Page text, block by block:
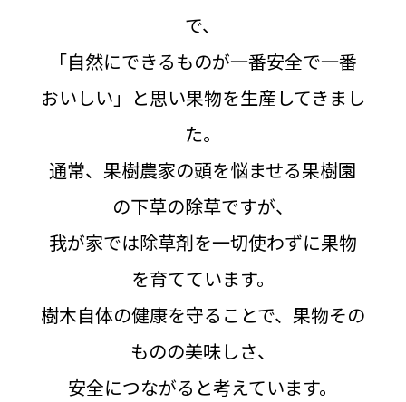
で、
「自然にできるものが一番安全で一番
おいしい」と思い果物を生産してきまし
た。
通常、果樹農家の頭を悩ませる果樹園
の下草の除草ですが、
我が家では除草剤を一切使わずに果物
を育てています。
樹木自体の健康を守ることで、果物その
ものの美味しさ、
安全につながると考えています。